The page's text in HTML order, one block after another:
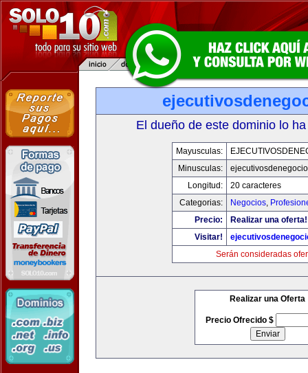
El dueño de este dominio lo
Mayusculas:
Minusculas:
Longitud:
20 caracteres
Categorias:
Negocios,
Precio:
Realizar una oferta!
Visitar!
Serán consideradas
Realizar una Oferta
Precio Ofrecido $